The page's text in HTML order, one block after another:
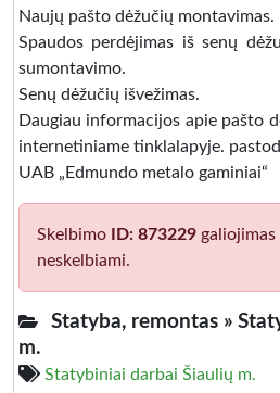
Naujų pašto dėžučių montavimas.
Spaudos perdėjimas iš senų
sumontavimo.
Senų dėžučių išvežimas.
Daugiau informacijos apie pašto
internetiniame tinklalapyje.
UAB „Edmundo metalo gaminiai“
Skelbimo ID: 873229
neskelbiami.
Statyba, remontas »
m.
Statybiniai darbai Šiaulių m.